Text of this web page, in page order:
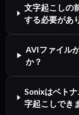
文字起こしの
する必要があ
AVIファイル
か？
Sonixはベト
字起こしでき